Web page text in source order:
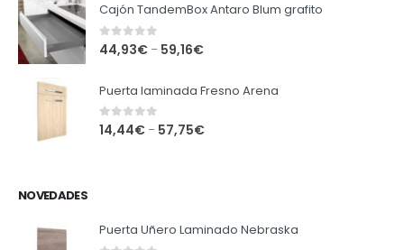
Cajón TandemBox Antaro Blum grafito
0out of 5
44,93€ – 59,16€
Puerta laminada Fresno Arena
0 out of 5
14,44€ – 57,75€
NOVEDADES
Puerta Uñero Laminado Nebraska